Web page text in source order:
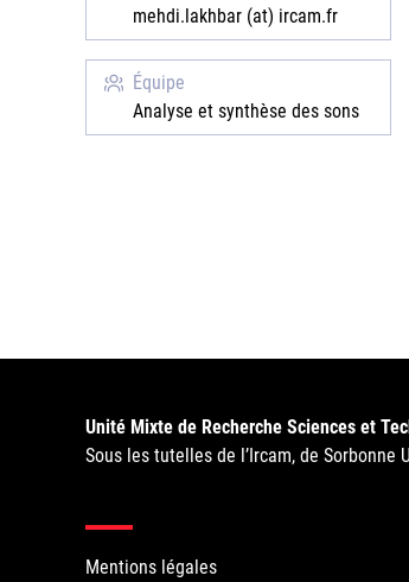
mehdi.lakhbar (at) ircam.fr
Équipe
Analyse et synthèse des sons
Unité Mixte de Recherche Sciences et
Sous les tutelles de l’Ircam, de
Mentions légales